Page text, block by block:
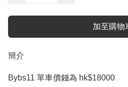
加至購物
簡介
Bybs11 單車價錢為 hk$18000